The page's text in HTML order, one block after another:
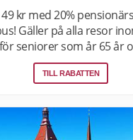
49 kr med 20%
Gäller på alla resor
seniorer som år 65 år
mot uppvisande av
körkort eller giltigt ID-
i FlixBus-appen eller
på flygplatsen.
TILL RABATTEN